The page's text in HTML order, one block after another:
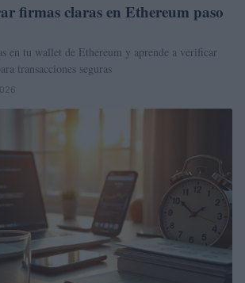
firmas claras en Ethereum paso
en tu wallet de Ethereum y aprende a verificar
transacciones seguras